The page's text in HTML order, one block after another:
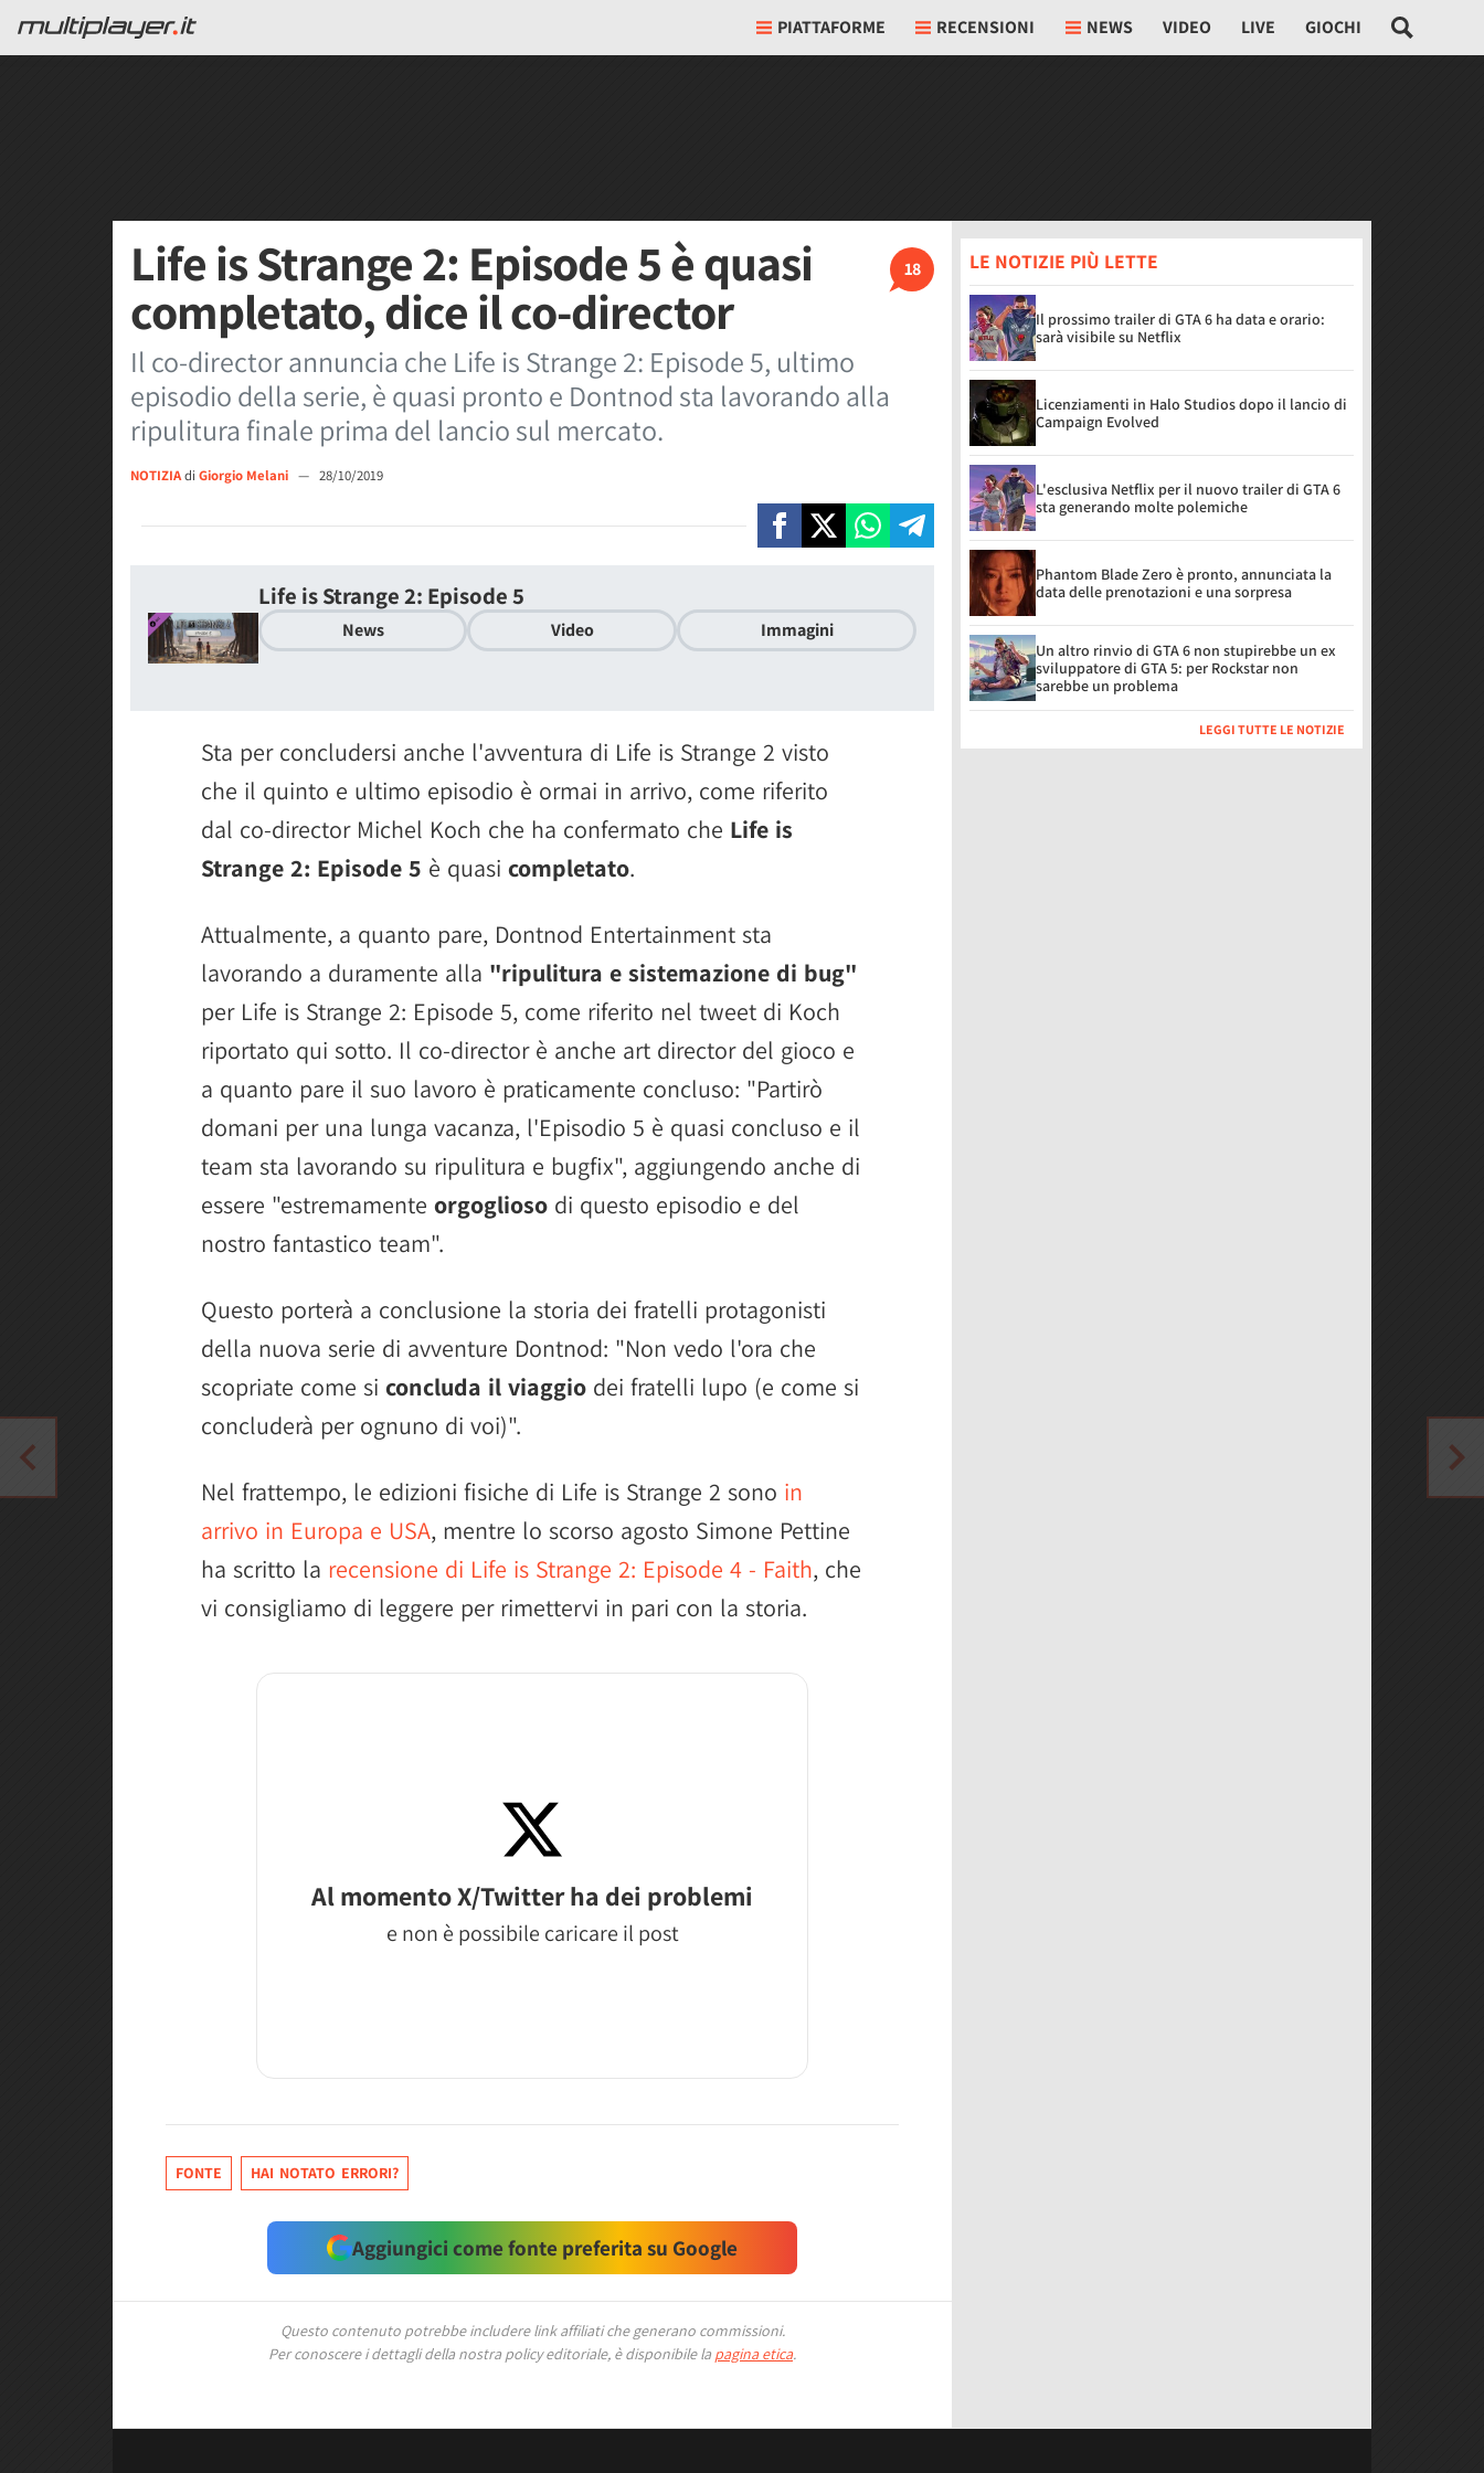
PIATTAFORME RECENSIONI NEWS VIDEO LIVE GIOCHI
18
Life is Strange 2: Episode 5 è quasi
completato, dice il co-director
Il co-director annuncia che Life is Strange 2: Episode 5, ultimo
episodio della serie, è quasi pronto e Dontnod sta lavorando alla
ripulitura finale prima del lancio sul mercato.
NOTIZIAdi Giorgio Melani — 28/10/2019
Life is Strange 2: Episode 5
News Video Immagini
Sta per concludersi anche l'avventura di Life is Strange 2 visto
che il quinto e ultimo episodio è ormai in arrivo, come riferito
dal co-director Michel Koch che ha confermato che Life is
Strange 2: Episode 5 è quasi completato.
Attualmente, a quanto pare, Dontnod Entertainment sta
lavorando a duramente alla "ripulitura e sistemazione di bug"
per Life is Strange 2: Episode 5, come riferito nel tweet di Koch
riportato qui sotto. Il co-director è anche art director del gioco e
a quanto pare il suo lavoro è praticamente concluso: "Partirò
domani per una lunga vacanza, l'Episodio 5 è quasi concluso e il
team sta lavorando su ripulitura e bugfix", aggiungendo anche di
essere "estremamente orgoglioso di questo episodio e del
nostro fantastico team".
Questo porterà a conclusione la storia dei fratelli protagonisti
della nuova serie di avventure Dontnod: "Non vedo l'ora che
scopriate come si concluda il viaggio dei fratelli lupo (e come si
concluderà per ognuno di voi)".
Nel frattempo, le edizioni fisiche di Life is Strange 2 sono in
arrivo in Europa e USA, mentre lo scorso agosto Simone Pettine
ha scritto la recensione di Life is Strange 2: Episode 4 - Faith, che
vi consigliamo di leggere per rimettervi in pari con la storia.
Al momento X/Twitter ha dei problemi
e non è possibile caricare il post
FONTE HAI NOTATO ERRORI?
Aggiungici come fonte preferita su Google
Questo contenuto potrebbe includere link affiliati che generano commissioni.
Per conoscere i dettagli della nostra policy editoriale, è disponibile la pagina etica.
LE NOTIZIE PIÙ LETTE
Il prossimo trailer di GTA 6 ha data e orario:
sarà visibile su Netflix
Licenziamenti in Halo Studios dopo il lancio di
Campaign Evolved
L'esclusiva Netflix per il nuovo trailer di GTA 6
sta generando molte polemiche
Phantom Blade Zero è pronto, annunciata la
data delle prenotazioni e una sorpresa
Un altro rinvio di GTA 6 non stupirebbe un ex
sviluppatore di GTA 5: per Rockstar non
sarebbe un problema
LEGGI TUTTE LE NOTIZIE